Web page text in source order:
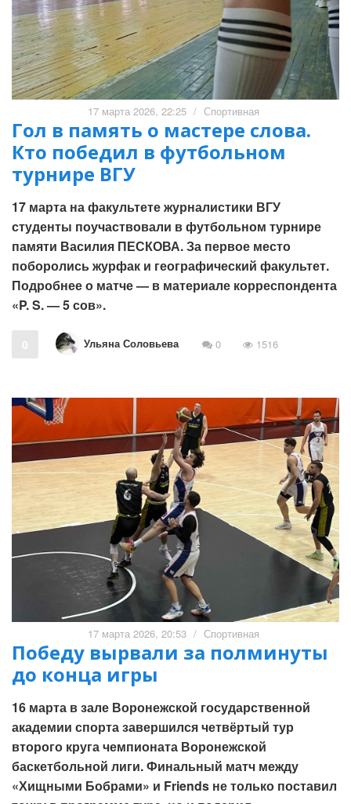
17 марта 2026, 22:25 / Спортивная
Гол в память о мастере слова.
Кто победил в футбольном
турнире ВГУ
17 марта на факультете журналистики ВГУ
студенты поучаствовали в футбольном турнире
памяти Василия ПЕСКОВА. За первое место
поборолись журфак и географический факультет.
Подробнее о матче — в материале корреспондента
«P. S. — 5 сов».
0 Ульяна Соловьева 0 1516
17 марта 2026, 20:53 / Спортивная
Победу вырвали за полминуты
до конца игры
16 марта в зале Воронежской государственной
академии спорта завершился четвёртый тур
второго круга чемпионата Воронежской
баскетбольной лиги. Финальный матч между
«Хищными Бобрами» и Friends не только поставил